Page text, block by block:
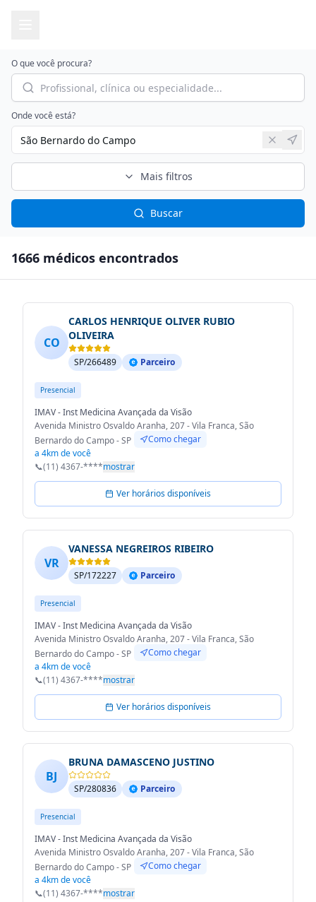
O que você procura?
Onde você está?
Mais filtros
Buscar
1666 médicos encontrados
CO
CARLOS HENRIQUE OLIVER RUBIO
OLIVEIRA
SP/266489 Parceiro
Presencial
IMAV - Inst Medicina Avançada da Visão
Avenida Ministro Osvaldo Aranha, 207 - Vila Franca, São
Bernardo do Campo - SP
Como chegar
a 4km de você
📞(11) 4367-****mostrar
Ver horários disponíveis
VR
VANESSA NEGREIROS RIBEIRO
SP/172227 Parceiro
Presencial
IMAV - Inst Medicina Avançada da Visão
Avenida Ministro Osvaldo Aranha, 207 - Vila Franca, São
Bernardo do Campo - SP
Como chegar
a 4km de você
📞(11) 4367-****mostrar
Ver horários disponíveis
BJ
BRUNA DAMASCENO JUSTINO
SP/280836 Parceiro
Presencial
IMAV - Inst Medicina Avançada da Visão
Avenida Ministro Osvaldo Aranha, 207 - Vila Franca, São
Bernardo do Campo - SP
Como chegar
a 4km de você
📞(11) 4367-****mostrar